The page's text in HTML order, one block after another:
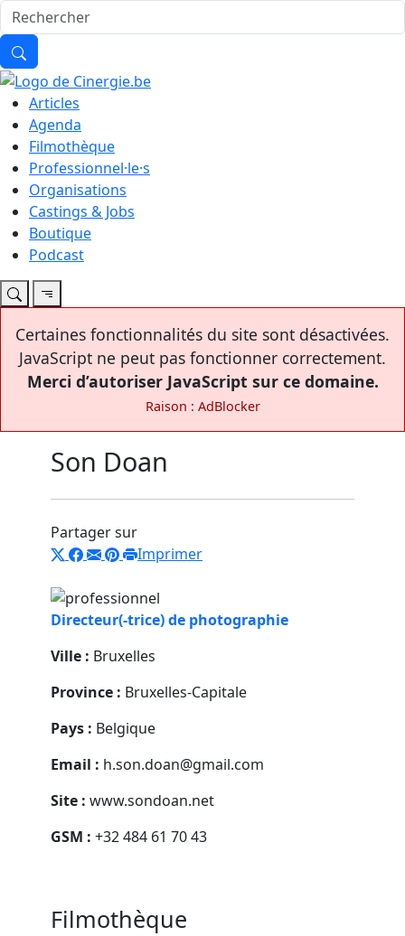
Articles
Agenda
Filmothèque
Professionnel·le·s
Organisations
Castings & Jobs
Boutique
Podcast
Certaines fonctionnalités du site sont désactivées.
JavaScript ne peut pas fonctionner correctement.
Merci d’autoriser JavaScript sur ce domaine.
Raison : AdBlocker
Son Doan
Partager sur
Imprimer
Directeur(-trice) de photographie
Ville : Bruxelles
Province : Bruxelles-Capitale
Pays : Belgique
Email : h.son.doan@gmail.com
Site : www.sondoan.net
GSM : +32 484 61 70 43
Filmothèque